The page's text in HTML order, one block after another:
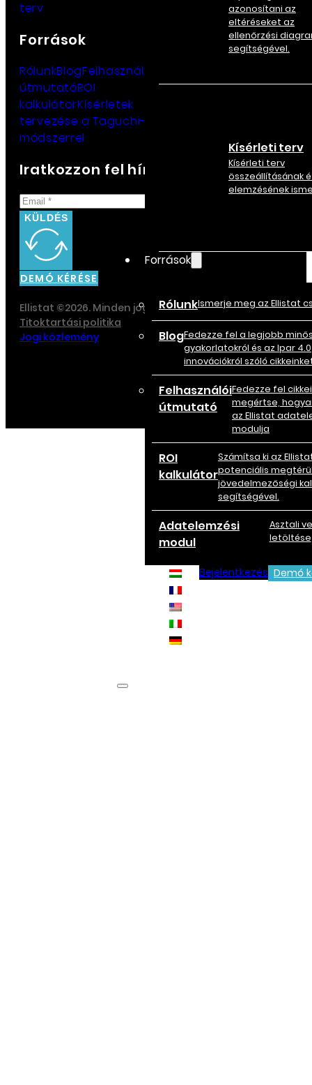
azonosítani az
eltéréseket az
ellenőrzési
segítségével.
Kísérleti terv
Kísérleti terv
összeállításának
elemzésének
Források
RólunkIsmerje meg az Ellistat
BlogFedezze fel a legjobb
gyakorlatokról és az Ipar 4.0
innovációkról szóló
Felhasználói
útmutató
Fedezze fel
megértse,
az Ellistat
modulja
ROI
kalkulátor
Számítsa ki az
potenciális
jövedelmezőségi
segítségével.
Adatelemzési
modul
Asztali
letöltése
Bejelentkezés Demó
terv
Források
RólunkBlogFelhasználói
útmutatóROI
kalkulátorKísérletek
tervezése a Taguchi-
módszerrel
Iratkozzon fel hírlevelünkre
KÜLDÉS
DEMÓ KÉRÉSE
Ellistat ©2026. Minden jog fenntartva.
Titoktartási politika
Jogi közlemény